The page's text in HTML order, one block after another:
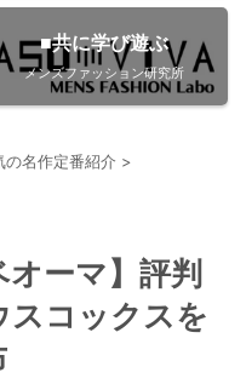
■共に学び遊ぶ
メンズファッション研究所
の名作定番紹介 >
ーマ】評判
スコックスを